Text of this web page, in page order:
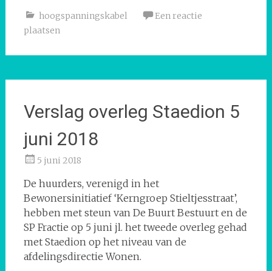
hoogspanningskabel
Een reactie
plaatsen
Verslag overleg Staedion 5
juni 2018
5 juni 2018
De huurders, verenigd in het
Bewonersinitiatief ‘Kerngroep Stieltjesstraat’,
hebben met steun van De Buurt Bestuurt en de
SP Fractie op 5 juni jl. het tweede overleg gehad
met Staedion op het niveau van de
afdelingsdirectie Wonen.